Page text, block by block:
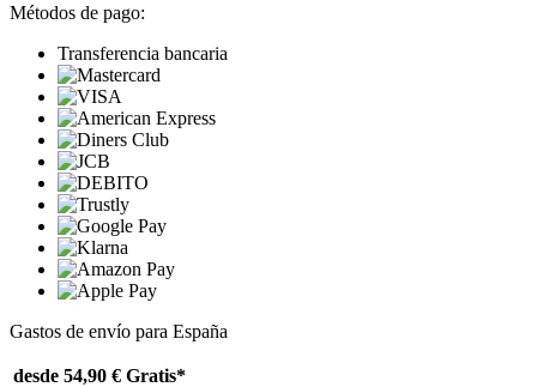
Métodos de pago:
Transferencia bancaria
Gastos de envío para España
desde 54,90 € Gratis*